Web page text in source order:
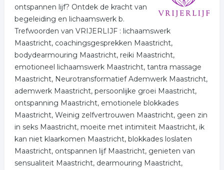
ontspannen lijf? Ontdek de kracht van
begeleiding en lichaamswerk b.
Trefwoorden van VRIJERLIJF : lichaamswerk
Maastricht, coachingsgesprekken Maastricht,
bodydearmouring Maastricht, reiki Maastricht,
emotioneel lichaamswerk Maastricht, tantra massage
Maastricht, Neurotransformatief Ademwerk Maastricht,
ademwerk Maastricht, persoonlijke groei Maastricht,
ontspanning Maastricht, emotionele blokkades
Maastricht, Weinig zelfvertrouwen Maastricht, geen zin
in seks Maastricht, moeite met intimiteit Maastricht, ik
kan niet klaarkomen Maastricht, blokkades loslaten
Maastricht, ontspannen lijf Maastricht, genieten van
sensualiteit Maastricht, dearmouring Maastricht,